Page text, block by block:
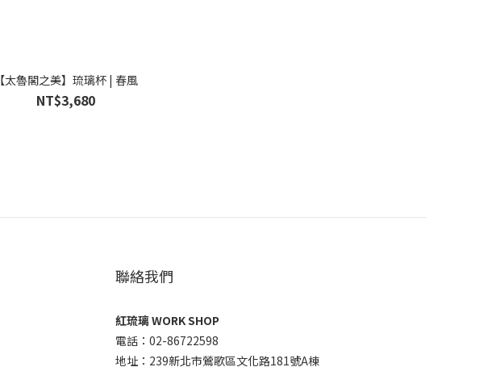
【太魯閣之美】琉璃杯 | 春風
NT$3,680
聯絡我們
紅琉璃 WORK SHOP
電話：02-86722598
地址：239新北市鶯歌區文化路181號A棟